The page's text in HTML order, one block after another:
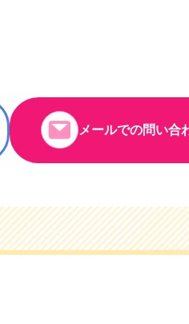
メールでの問い合